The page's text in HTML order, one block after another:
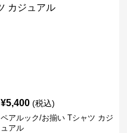
¥5,400 (税込)
ペアルック/お揃い Tシャツ カジ
ュアル